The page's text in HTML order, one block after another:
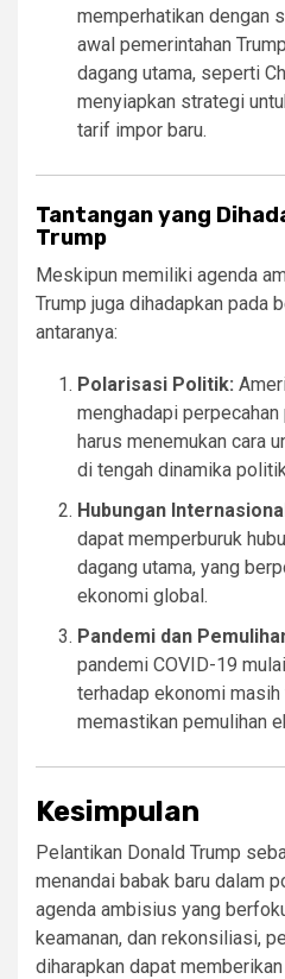
memperhatikan dengan
awal pemerintahan
dagang utama, seperti
menyiapkan strategi
tarif impor baru.
Tantangan yang
Trump
Meskipun memiliki agenda
Trump juga dihadapkan pada
antaranya:
Polarisasi Politik:
menghadapi
harus menemukan cara
di tengah dinamika
Hubungan
dapat memperburuk
dagang utama, yang
ekonomi global.
Pandemi dan
pandemi COVID-19
terhadap ekonomi
memastikan pemulihan
Kesimpulan
Pelantikan Donald Trump
menandai babak baru dalam
agenda ambisius yang
keamanan, dan rekonsiliasi,
diharapkan dapat